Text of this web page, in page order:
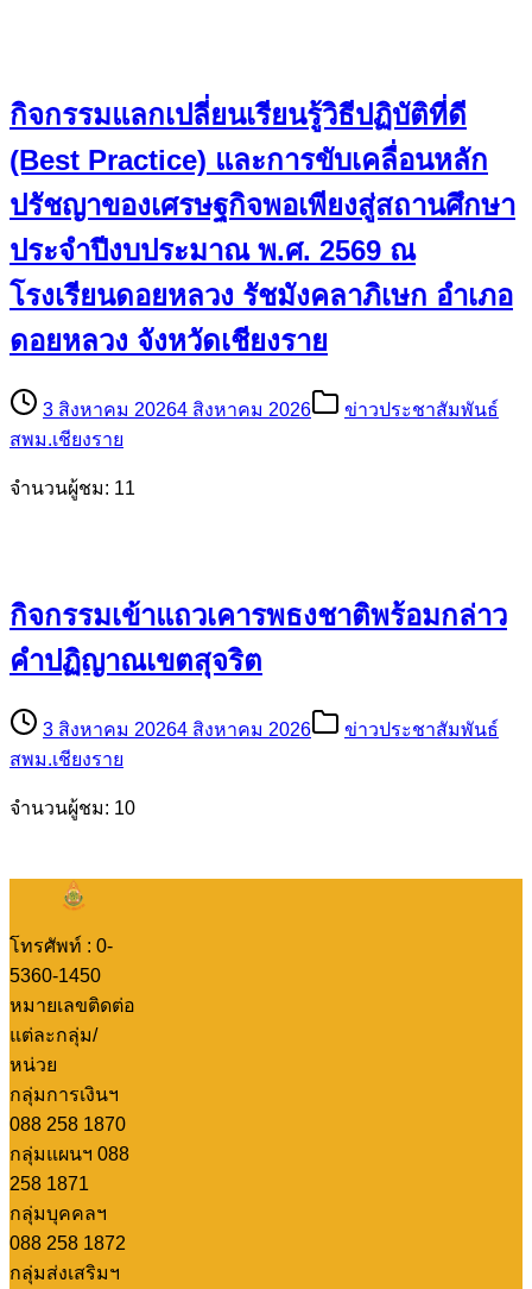
กิจกรรมแลกเปลี่ยนเรียนรู้วิธีปฏิบัติที่ดี
(Best Practice) และการขับเคลื่อนหลัก
ปรัชญาของเศรษฐกิจพอเพียงสู่สถานศึกษา
ประจำปีงบประมาณ พ.ศ. 2569 ณ
โรงเรียนดอยหลวง รัชมังคลาภิเษก อำเภอ
ดอยหลวง จังหวัดเชียงราย
3 สิงหาคม 20264 สิงหาคม 2026
ข่าวประชาสัมพันธ์
สพม.เชียงราย
จำนวนผู้ชม: 11
กิจกรรมเข้าแถวเคารพธงชาติพร้อมกล่าว
คำปฏิญาณเขตสุจริต
3 สิงหาคม 20264 สิงหาคม 2026
ข่าวประชาสัมพันธ์
สพม.เชียงราย
จำนวนผู้ชม: 10
โทรศัพท์ : 0-
5360-1450
หมายเลขติดต่อ
แต่ละกลุ่ม/
หน่วย
กลุ่มการเงินฯ
088 258 1870
กลุ่มแผนฯ 088
258 1871
กลุ่มบุคคลฯ
088 258 1872
กลุ่มส่งเสริมฯ